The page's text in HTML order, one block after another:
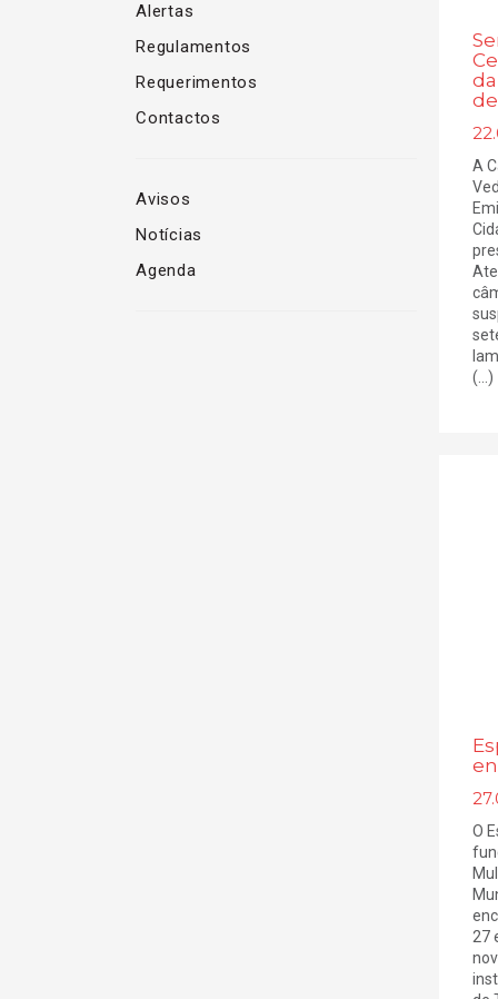
Alertas
Regulamentos
Requerimentos
Contactos
Avisos
Notícias
Agenda
A
(...)
O
27